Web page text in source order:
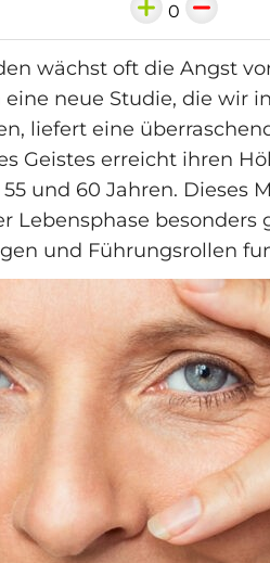
0
wächst oft die Angst
eine neue Studie, die wir
liefert eine
Geistes erreicht ihren
und 60 Jahren. Dieses
Lebensphase
und Führungsrollen